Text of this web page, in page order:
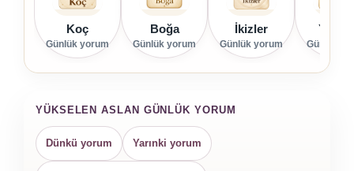
Koç
Günlük yorum
Boğa
Günlük yorum
İkizler
Günlük yorum Günlük
YÜKSELEN ASLAN GÜNLÜK YORUM
Dünkü yorum Yarınki yorum